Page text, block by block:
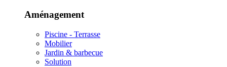
Aménagement
Piscine - Terrasse
Mobilier
Jardin & barbecue
Solution